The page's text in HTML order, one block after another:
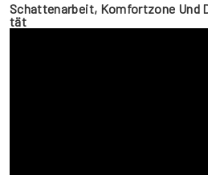
Schattenarbeit, Komfortzone Und
Tät